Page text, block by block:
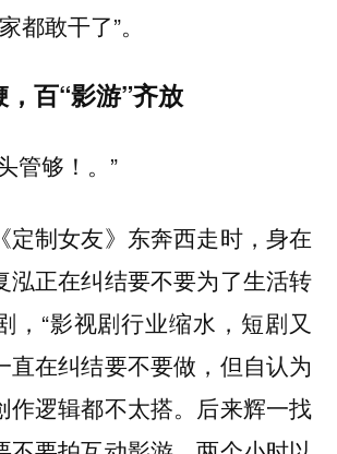
都敢干了”。
百“影游”齐放
管够！。”
定制女友》东奔西走时，身在
泓正在纠结要不要为了生活转
，“影视剧行业缩水，短剧又
直在纠结要不要做，但自认为
作逻辑都不太搭。后来辉一找